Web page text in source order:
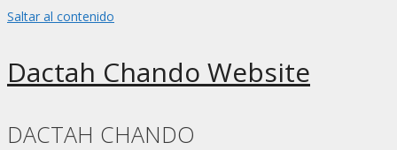
Saltar al contenido
Dactah Chando Website
DACTAH CHANDO